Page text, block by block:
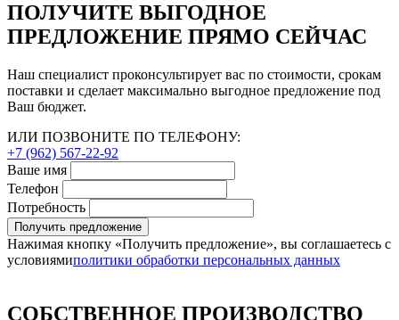
ПОЛУЧИТЕ ВЫГОДНОЕ
ПРЕДЛОЖЕНИЕ ПРЯМО СЕЙЧАС
Наш специалист проконсультирует вас по стоимости, срокам
поставки и сделает максимально выгодное предложение под
Ваш бюджет.
ИЛИ ПОЗВОНИТЕ ПО ТЕЛЕФОНУ:
+7 (962) 567-22-92
Ваше имя
Телефон
Потребность
Получить предложение
Нажимая кнопку «Получить предложение», вы соглашаетесь с
условиямиполитики обработки персональных данных
СОБСТВЕННОЕ ПРОИЗВОДСТВО